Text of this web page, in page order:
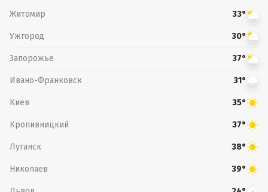
Житомир 33°
Ужгород 30°
Запорожье 37°
Ивано-Франковск 31°
Киев 35°
Кропивницкий 37°
Луганск 38°
Николаев 39°